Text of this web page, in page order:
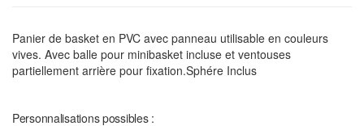
Panier de basket en PVC avec panneau utilisable en couleurs
vives. Avec balle pour minibasket incluse et ventouses
partiellement arrière pour fixation.Sphére Inclus
Personnalisations possibles :